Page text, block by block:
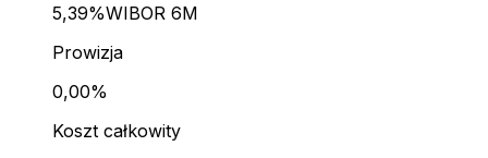
5,39%WIBOR 6M
Prowizja
0,00%
Koszt całkowity